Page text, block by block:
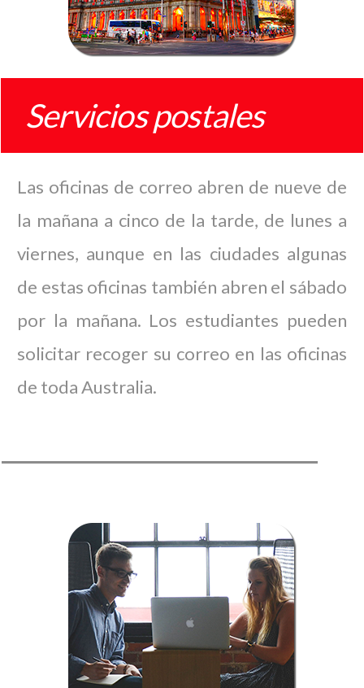
Servicios postales
Las oficinas de correo abren de nueve de
la mañana a cinco de la tarde, de lunes a
viernes, aunque en las ciudades algunas
de estas oficinas también abren el sábado
por la mañana. Los estudiantes pueden
solicitar recoger su correo en las oficinas
de toda Australia.